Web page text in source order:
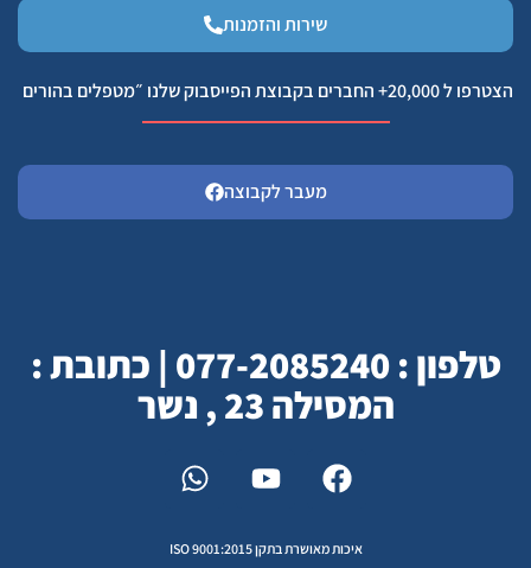
שירות והזמנות
הצטרפו ל 20,000+ החברים בקבוצת הפייסבוק שלנו ״מטפלים בהורים
מעבר לקבוצה
טלפון : 077-2085240 | כתובת :
המסילה 23 , נשר
איכות מאושרת בתקן ISO 9001:2015